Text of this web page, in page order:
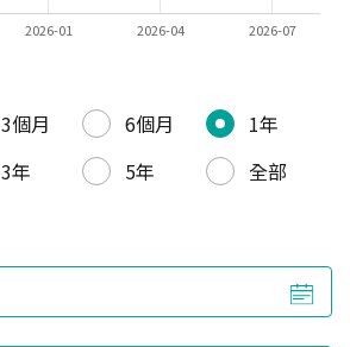
2026-01 2026-04 2026-07
3個月 6個月
1年
3年 5年
全部